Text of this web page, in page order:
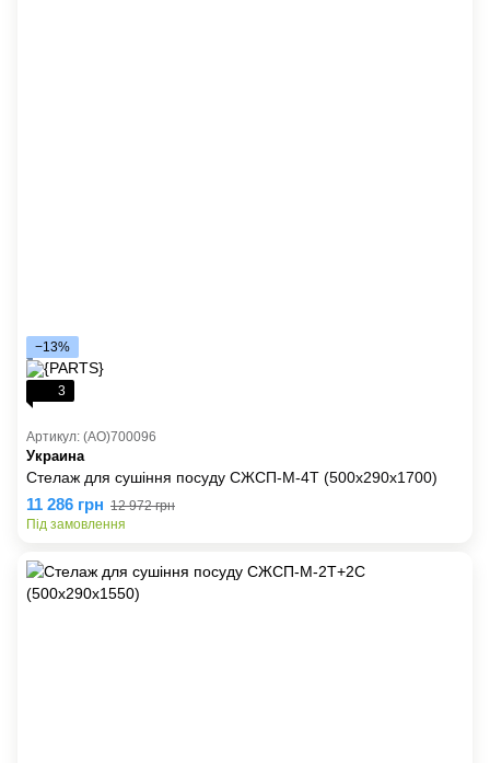
−13%
3
Артикул: (AO)700096
Украина
Стелаж для сушіння посуду СЖСП-М-4Т (500х290х1700)
11 286 грн 12 972 грн
Під замовлення